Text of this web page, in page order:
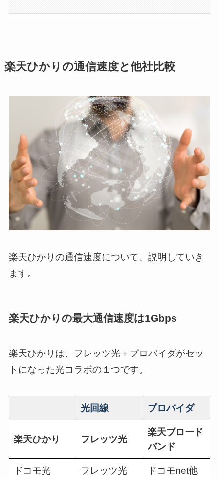
楽天ひかりの通信速度と他社比較
楽天ひかりの通信速度について、説明していき
ます。
楽天ひかりの最大通信速度は1Gbps
楽天ひかりは、フレッツ光＋プロバイダがセッ
トになった光コラボの１つです。
光回線 プロバイダ
楽天ひかり フレッツ光
楽天ブロード
バンド
ドコモ光 フレッツ光 ドコモnet他